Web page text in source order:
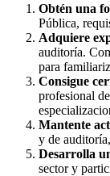
Obtén una
Pública,
Adquiere
auditoría.
para
Consigue
profesional
Mantente
y de
Desarrolla
sector y